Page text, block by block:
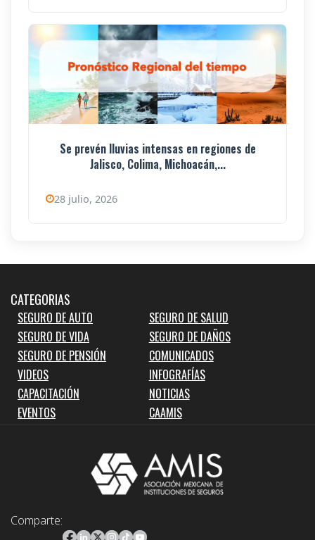
Se prevén lluvias intensas en regiones de
Jalisco, Colima, Michoacán,...
28 julio, 2026
CATEGORIAS
SEGURO DE AUTO
SEGURO DE SALUD
SEGURO DE VIDA
SEGURO DE DAÑOS
SEGURO DE PENSIÓN
COMUNICADOS
VIDEOS
INFOGRAFÍAS
CAPACITACIÓN
NOTICIAS
EVENTOS
CAAMIS
Comparte: